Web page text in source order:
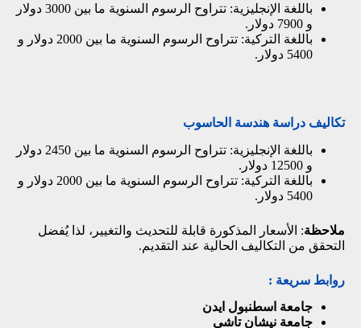
باللغة الإنجليزية: تتراوح الرسوم السنوية ما بين 3000 دولار
و 7900 دولار.
باللغة التركية: تتراوح الرسوم السنوية ما بين 2000 دولار و
5400 دولار.
تكاليف دراسة هندسة الحاسوب
باللغة الإنجليزية: تتراوح الرسوم السنوية ما بين 2450 دولار
و 12500 دولار.
باللغة التركية: تتراوح الرسوم السنوية ما بين 2000 دولار و
5400 دولار.
ملاحظة: الأسعار المذكورة قابلة للتحديث والتغيير، لذا يُفضل
التحقق من التكاليف الحالية عند التقديم.
روابط سريعة :
جامعة اسطنبول ايدن
جامعة نيشان تاشي